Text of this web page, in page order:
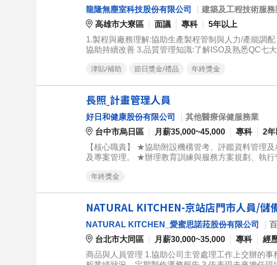
龍隆無塵室科技股份有限公司
建築及工程技術服務
高雄市大寮區
面議 專科
5年以上
1.製程與廠務理解:協助生產製程管制與人力/產能調
協助持續改善 3.品質管理知識:了解ISO及熟悉QC七
津貼/補助 節日獎金/禮品 年終獎金
長照ˍ計畫管理人員
好日和健康股份有限公司
其他醫療保健服務業
台中市烏日區
月薪35,000~45,000 專科
2年
【核心職責】 ★協助附設機構管考、評鑑資料管理
及專案管理。 ★辦理教育訓練與服務方案規劃、執
理主管交辦事項。 備註: ◆曾主導或完整參與政府補助專案、長照機構之「機構評鑑」經驗者強烈優先。 ◆具長照
年終獎金
NATURAL KITCHEN-京站店門市人員/儲
NATURAL KITCHEN_愛蜜思諾菈股份有限公司
台北市大同區
月薪30,000~35,000 專科
經
商品與人員管理 1.協助公司主管處理工作上交辦的